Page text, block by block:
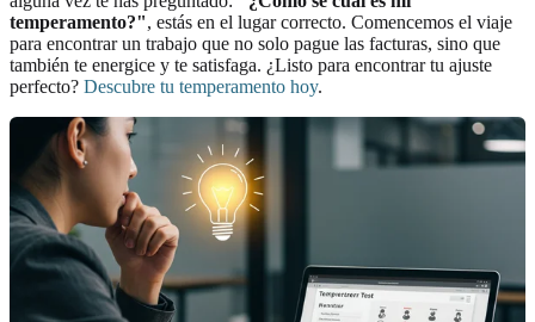
temperamento?", estás en el lugar correcto. Comencemos el viaje
para encontrar un trabajo que no solo pague las facturas, sino que
también te energice y te satisfaga. ¿Listo para encontrar tu ajuste
perfecto? Descubre tu temperamento hoy.